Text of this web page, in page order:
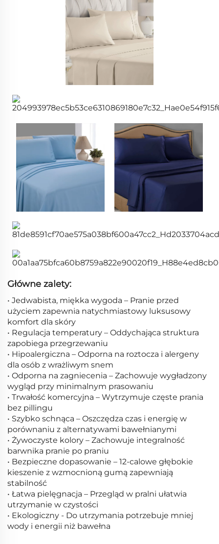
Główne zalety:
• Jedwabista, miękka wygoda – Pranie przed
użyciem zapewnia natychmiastowy luksusowy
komfort dla skóry
• Regulacja temperatury – Oddychająca struktura
zapobiega przegrzewaniu
• Hipoalergiczna – Odporna na roztocza i alergeny
dla osób z wrażliwym snem
• Odporna na zagniecenia – Zachowuje wygładzony
wygląd przy minimalnym prasowaniu
• Trwałość komercyjna – Wytrzymuje częste prania
bez pillingu
• Szybko schnąca – Oszczędza czas i energię w
porównaniu z alternatywami bawełnianymi
• Żywoczyste kolory – Zachowuje integralność
barwnika pranie po praniu
• Bezpieczne dopasowanie – 12-calowe głębokie
kieszenie z wzmocnioną gumą zapewniają
stabilność
• Łatwa pielęgnacja – Przegląd w pralni ułatwia
utrzymanie w czystości
• Ekologiczny - Do utrzymania potrzebuje mniej
wody i energii niż bawełna